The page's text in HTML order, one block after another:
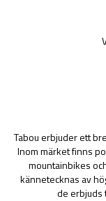
Tabou erbjuder ett
Inom märket finns
mountainbikes
kännetecknas av
de erbjuds